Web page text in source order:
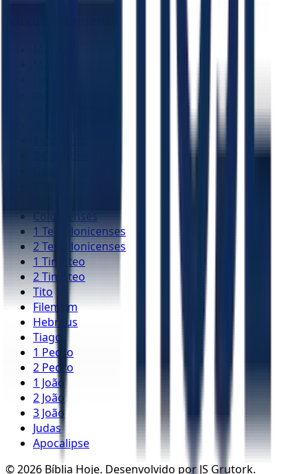
Colossenses
1 Tessalonicenses
2 Tessalonicenses
1 Timóteo
2 Timóteo
Tito
Filemom
Hebreus
Tiago
1 Pedro
2 Pedro
1 João
2 João
3 João
Judas
Apocalipse
©2026 Bíblia Hoje. Desenvolvido por JS Grutork.